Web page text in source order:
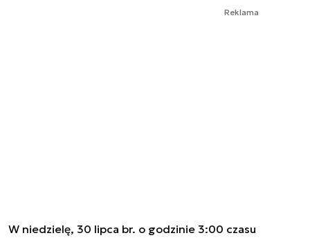
Reklama
W niedzielę, 30 lipca br. o godzinie 3:00 czasu